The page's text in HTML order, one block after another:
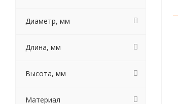
Диаметр, мм
Длина, мм
Высота, мм
Материал